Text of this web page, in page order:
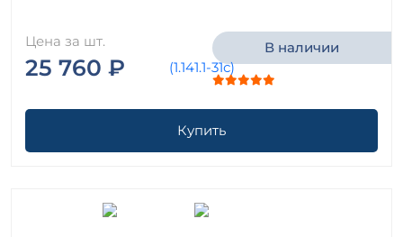
Цена за шт.
25 760 ₽
В наличии
Купить